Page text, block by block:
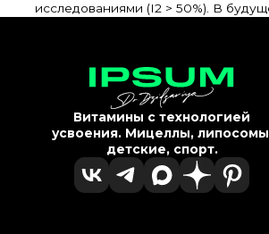
исследованиями (I2 > 50%). В
Витамины с технологией
усвоения. Мицеллы,
детские, спорт.